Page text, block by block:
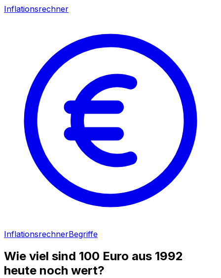
Inflationsrechner
InflationsrechnerBegriffe
Wie viel sind 100 Euro aus 1992
heute noch wert?